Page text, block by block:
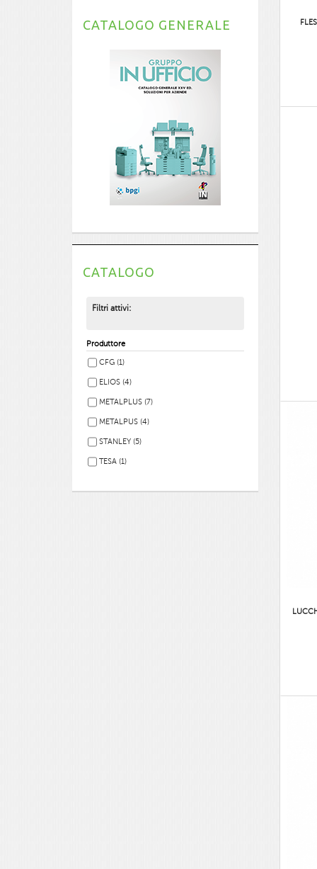
CATALOGO GENERALE
CATALOGO
Filtri attivi:
Produttore
CFG (1)
ELIOS (4)
METALPLUS (7)
METALPUS (4)
STANLEY (5)
TESA (1)